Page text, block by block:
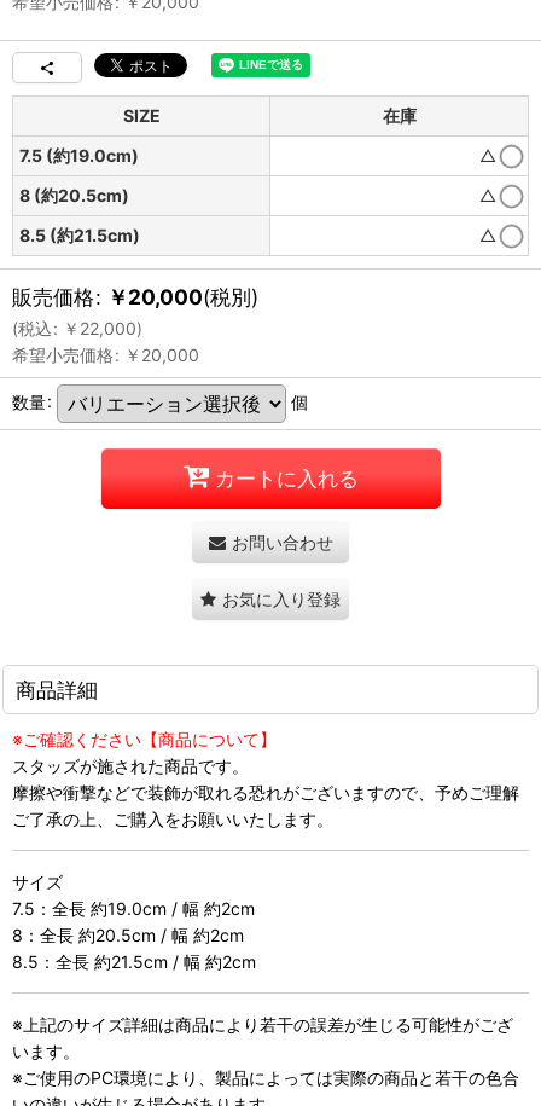
SIZE
在庫
7.5 (約19.0cm)
△
8 (約20.5cm)
△
8.5 (約21.5cm)
△
販売価格: ￥20,000(税別)
(税込: ￥ 22,000)
希望小売価格: ￥ 20,000
数量: 個
カートに入れる
お問い合わせ
お気に入り登録
商品詳細
※ご確認ください【商品について】
スタッズが施された商品です。
摩擦や衝撃などで装飾が取れる恐れがございますので、予めご理解
ご了承の上、ご購入をお願いいたします。
サイズ
7.5：全長 約19.0cm / 幅 約2cm
8：全長 約20.5cm / 幅 約2cm
8.5：全長 約21.5cm / 幅 約2cm
※上記のサイズ詳細は商品により若干の誤差が生じる可能性がござ
います。
※ご使用のPC環境により、製品によっては実際の商品と若干の色合